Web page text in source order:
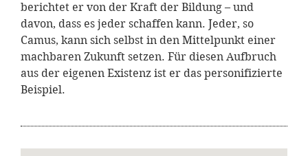
berichtet er von der Kraft der Bildung – und
davon, dass es jeder schaffen kann. Jeder, so
Camus, kann sich selbst in den Mittelpunkt einer
machbaren Zukunft setzen. Für diesen Aufbruch
aus der eigenen Existenz ist er das personifizierte
Beispiel.